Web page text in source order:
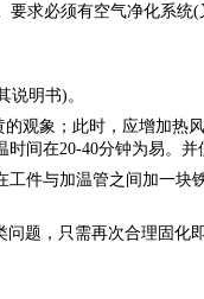
求必须有空气净化系
说明书)。
观象；此时，应增加热
间在20-40分钟为易。并
件与加温管之间加一块
题，只需再次合理固化